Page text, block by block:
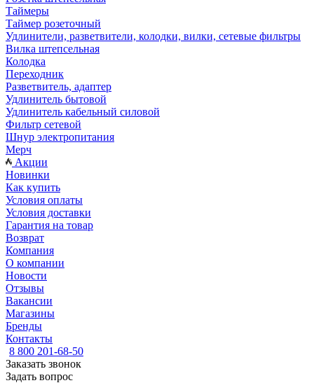
Таймеры
Таймер розеточный
Удлинители, разветвители, колодки, вилки, сетевые фильтры
Вилка штепсельная
Колодка
Переходник
Разветвитель, адаптер
Удлинитель бытовой
Удлинитель кабельный силовой
Фильтр сетевой
Шнур электропитания
Мерч
Акции
Новинки
Как купить
Условия оплаты
Условия доставки
Гарантия на товар
Возврат
Компания
О компании
Новости
Отзывы
Вакансии
Магазины
Бренды
Контакты
8 800 201-68-50
Заказать звонок
Задать вопрос